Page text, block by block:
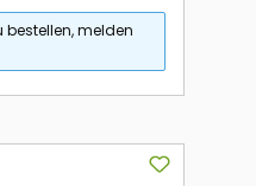
bestellen, melden